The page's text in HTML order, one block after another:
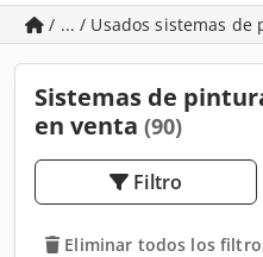
/ ... / Usados sistemas de
Sistemas de
en venta (90)
Filtro
Eliminar todos los